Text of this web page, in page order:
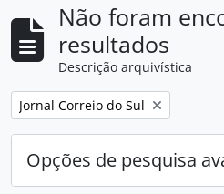
Não foram
resultados
Descrição arquivística
Remover filtro:
Jornal Correio do Sul
Opções de pesquisa